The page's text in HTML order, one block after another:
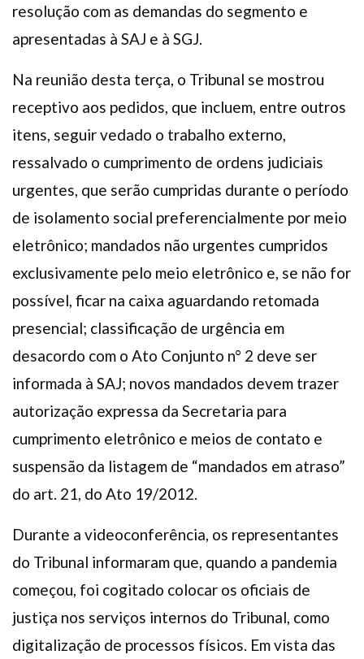
resolução com as demandas do segmento e
apresentadas à SAJ e à SGJ.
Na reunião desta terça, o Tribunal se mostrou
receptivo aos pedidos, que incluem, entre outros
itens, seguir vedado o trabalho externo,
ressalvado o cumprimento de ordens judiciais
urgentes, que serão cumpridas durante o período
de isolamento social preferencialmente por meio
eletrônico; mandados não urgentes cumpridos
exclusivamente pelo meio eletrônico e, se não for
possível, ficar na caixa aguardando retomada
presencial; classificação de urgência em
desacordo com o Ato Conjunto n° 2 deve ser
informada à SAJ; novos mandados devem trazer
autorização expressa da Secretaria para
cumprimento eletrônico e meios de contato e
suspensão da listagem de “mandados em atraso”
do art. 21, do Ato 19/2012.
Durante a videoconferência, os representantes
do Tribunal informaram que, quando a pandemia
começou, foi cogitado colocar os oficiais de
justiça nos serviços internos do Tribunal, como
digitalização de processos físicos. Em vista das